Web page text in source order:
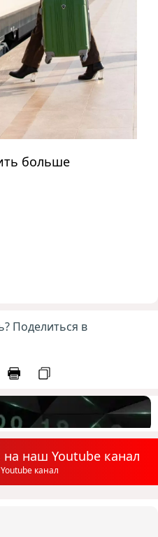
больше
Поделиться в
наш Youtube канал
канал